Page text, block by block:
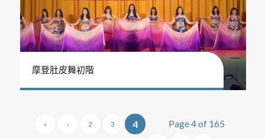
摩登肚皮舞初階
Page 4 of 165
« ‹ 2 3 4